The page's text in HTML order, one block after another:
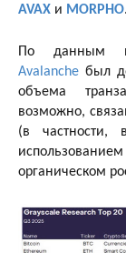
AVAX и MORPHO.
По данным
Avalanche был
объема
возможно,
(в частности,
органическом